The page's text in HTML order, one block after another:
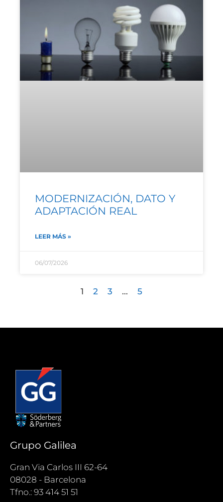
MODERNIZACIÓN, DATO Y
ADAPTACIÓN REAL
LEER MÁS »
06/07/2026
1 2 3 … 5
Grupo Galilea
Gran Via Carlos III 62-64
08028 - Barcelona
Tfno.: 93 414 51 51